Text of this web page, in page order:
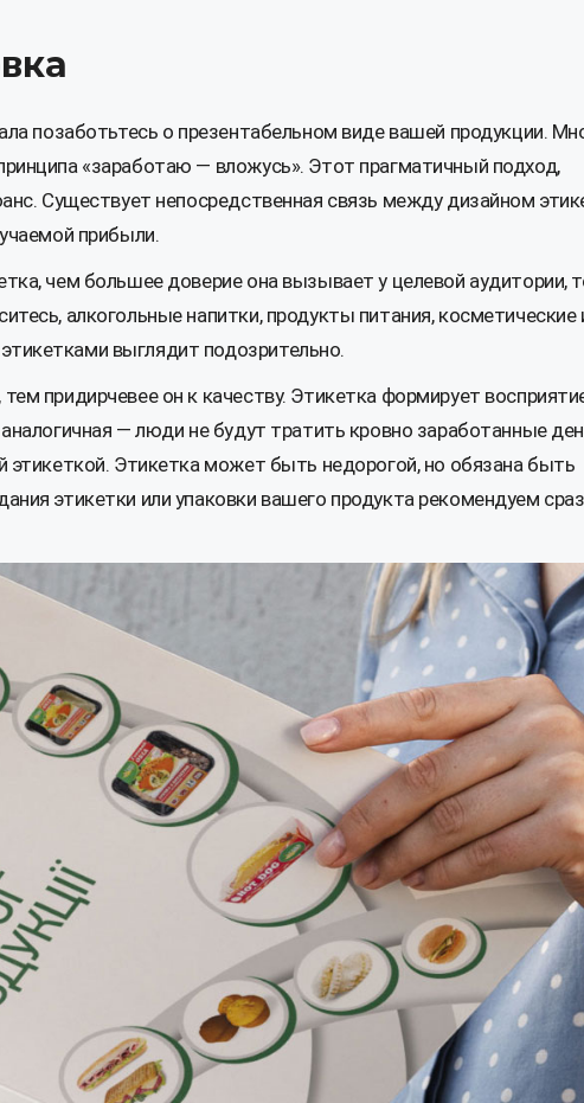
позаботьтесь о презентабельном виде вашей продукции.
«заработаю — вложусь». Этот прагматичный подход,
Существует непосредственная связь между дизайном
прибыли.
чем большее доверие она вызывает у целевой аудитории,
алкогольные напитки, продукты питания, косметические
выглядит подозрительно.
придирчевее он к качеству. Этикетка формирует
— люди не будут тратить кровно заработанные
этикеткой. Этикетка может быть недорогой, но обязана быть
этикетки или упаковки вашего продукта рекомендуем